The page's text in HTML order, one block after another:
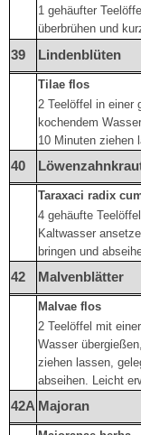
1 gehäufter
überbrühen und
39 Lindenblüten
Tilae flos
2 Teelöffel in einer
kochendem
10 Minuten ziehen
40
Taraxaci radix
4 gehäufte
Kaltwasser
bringen und
42 Malvenblätter
Malvae flos
2 Teelöffel mit
Wasser
ziehen lassen,
abseihen. Leicht
42A Majoran